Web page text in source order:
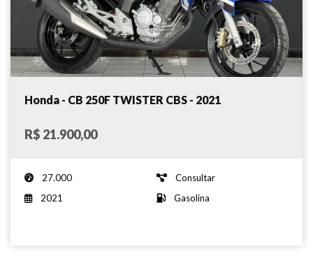
Honda - CB 250F TWISTER CBS - 2021
R$ 21.900,00
27.000
Consultar
2021
Gasolina